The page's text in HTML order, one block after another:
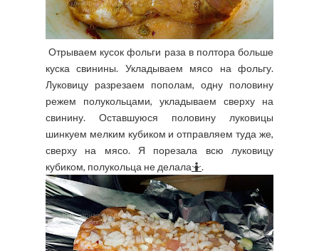
Отрываем кусок фольги раза в полтора больше
куска свинины. Укладываем мясо на фольгу.
Луковицу разрезаем пополам, одну половину
режем полукольцами, укладываем сверху на
свинину. Оставшуюся половину луковицы
шинкуем мелким кубиком и отправляем туда же,
сверху на мясо. Я порезала всю луковицу
кубиком, полукольца не делала🤷.